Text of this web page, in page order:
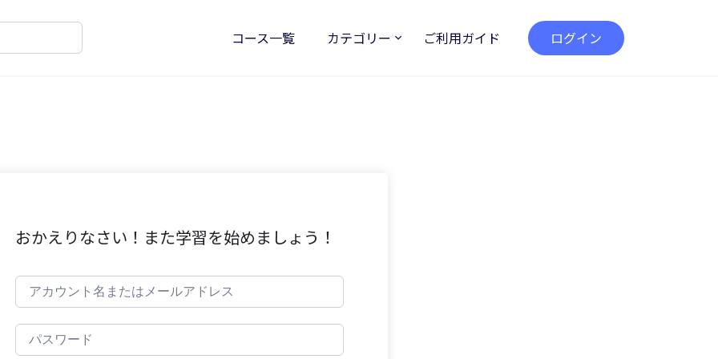
コース一覧 カテゴリー ご利用ガイド ログイン
おかえりなさい！また学習を始めましょう！